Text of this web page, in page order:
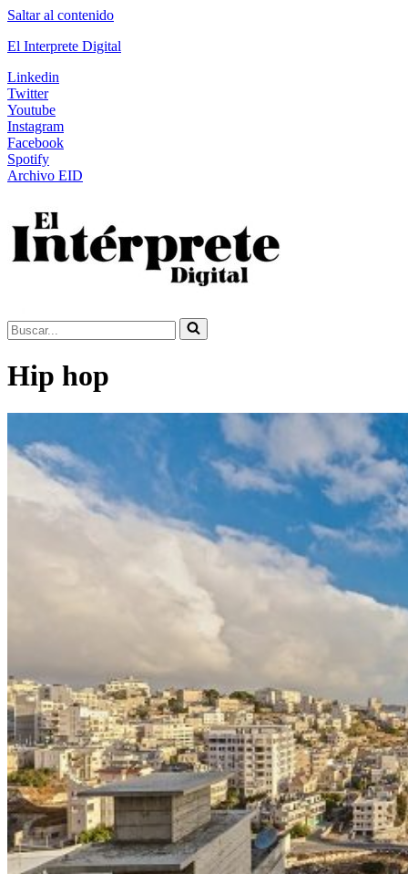
Saltar al contenido
El Interprete Digital
Linkedin
Twitter
Youtube
Instagram
Facebook
Spotify
Archivo EID
Buscar...
Hip hop